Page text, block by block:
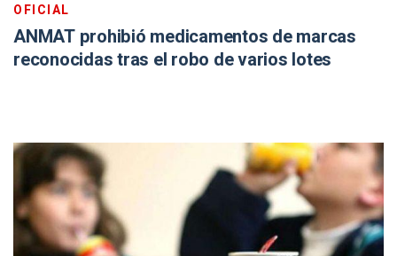
OFICIAL
ANMAT prohibió medicamentos de marcas
reconocidas tras el robo de varios lotes